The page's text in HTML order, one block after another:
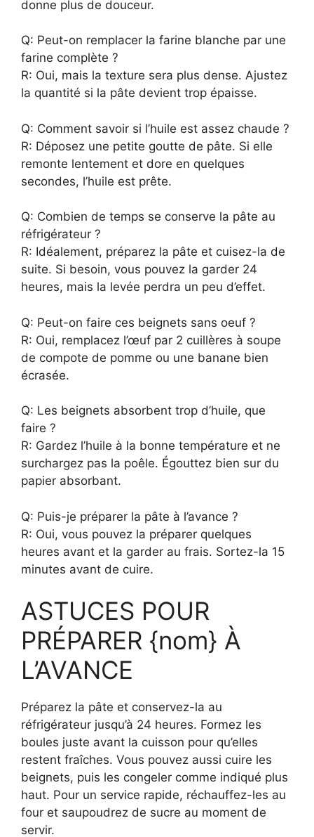
donne plus de douceur.
Q: Peut-on remplacer la farine blanche par une
farine complète ?
R: Oui, mais la texture sera plus dense. Ajustez
la quantité si la pâte devient trop épaisse.
Q: Comment savoir si l’huile est assez chaude ?
R: Déposez une petite goutte de pâte. Si elle
remonte lentement et dore en quelques
secondes, l’huile est prête.
Q: Combien de temps se conserve la pâte au
réfrigérateur ?
R: Idéalement, préparez la pâte et cuisez-la de
suite. Si besoin, vous pouvez la garder 24
heures, mais la levée perdra un peu d’effet.
Q: Peut-on faire ces beignets sans oeuf ?
R: Oui, remplacez l’œuf par 2 cuillères à soupe
de compote de pomme ou une banane bien
écrasée.
Q: Les beignets absorbent trop d’huile, que
faire ?
R: Gardez l’huile à la bonne température et ne
surchargez pas la poêle. Égouttez bien sur du
papier absorbant.
Q: Puis-je préparer la pâte à l’avance ?
R: Oui, vous pouvez la préparer quelques
heures avant et la garder au frais. Sortez-la 15
minutes avant de cuire.
ASTUCES POUR
PRÉPARER {nom} À
L’AVANCE
Préparez la pâte et conservez-la au
réfrigérateur jusqu’à 24 heures. Formez les
boules juste avant la cuisson pour qu’elles
restent fraîches. Vous pouvez aussi cuire les
beignets, puis les congeler comme indiqué plus
haut. Pour un service rapide, réchauffez-les au
four et saupoudrez de sucre au moment de
servir.